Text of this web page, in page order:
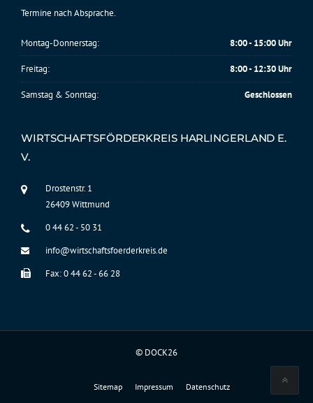
Termine nach Absprache.
Montag-Donnerstag: 8:00 - 15:00 Uhr
Freitag: 8:00 - 12:30 Uhr
Samstag & Sonntag: Geschlossen
WIRTSCHAFTSFÖRDERKREIS HARLINGERLAND E.
V.
Drostenstr. 1
26409 Wittmund
0 44 62 - 50 31
info@wirtschaftsfoerderkreis.de
Fax: 0 44 62 - 66 28
© DOCK26
Sitemap Impressum Datenschutz